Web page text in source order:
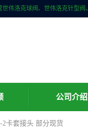
公司介绍
2卡套接头 部分现货